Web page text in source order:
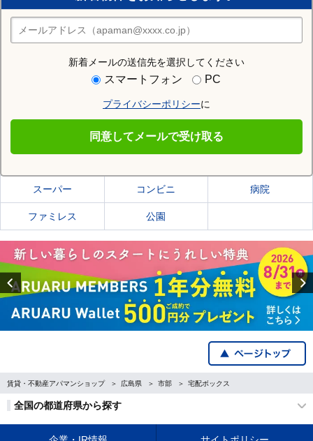
新着メールの送信先を選択してください
スマートフォン PC
プライバシーポリシーに
同意してメールで受け取る
住みたい街の店舗を探す
店舗検索
住む街研究所で福山市の情報を見る
福山市の施設一覧
スーパー コンビニ 病院
ファミレス 公園
Previous
賃貸・不動産アパマンショップ 広島県 市部 宅配ボックス
全国の都道府県から探す